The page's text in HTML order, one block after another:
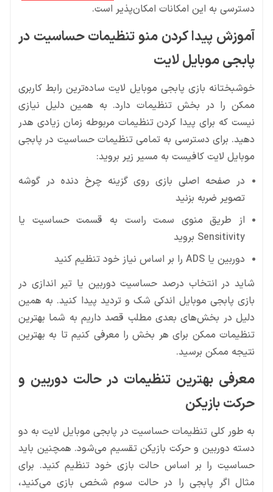
دسترسی به این امکانات امکان‌پذیر است.
آموزش پیدا کردن منو تنظیمات حساسیت در
پابجی موبایل لایت
خوشبختانه بازی پابجی موبایل لایت ساده‌ترین رابط کاربری
ممکن را در بخش تنظیمات دارد. به همین دلیل نیازی
نیست که برای پیدا کردن تنظیمات مربوطه زمان زیادی هدر
دهید. برای دسترسی به تمامی تنظیمات حساسیت در پابجی
موبایل لایت کافیست به مسیر زیر بروید:
در صفحه اصلی بازی روی گزینه چرخ دنده در گوشه
تصویر ضربه بزنید
از طریق منوی سمت راست به قسمت حساسیت یا
Sensitivity بروید
دوربین یا ADS را بر اساس نیاز خود تنظیم کنید
شاید در انتخاب درصد حساسیت دوربین یا تیر اندازی در
بازی پابجی موبایل اندکی شک و تردید پیدا کنید. به همین
دلیل در بخش‌های بعدی مطلب قصد داریم به شما بهترین
تنظیمات ممکن برای هر بخش را معرفی کنیم تا به بهترین
نتیجه ممکن برسید.
معرفی بهترین تنظیمات در حالت دوربین و
حرکت بازیکن
به طور کلی تنظیمات حساسیت در پابجی موبایل لایت به دو
دسته دوربین و حرکت بازیکن تقسیم می‌شود. همچنین باید
حساسیت را بر اساس حالت بازی خود تنظیم کنید. برای
مثال اگر پابجی را در حالت سوم شخص بازی می‌کنید،